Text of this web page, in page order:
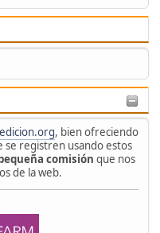
, bien ofreciendo
se registren usando estos
comisión que nos
de la web.